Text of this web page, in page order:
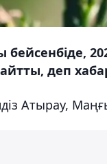
бейсенбіде,
деп
Атырау,